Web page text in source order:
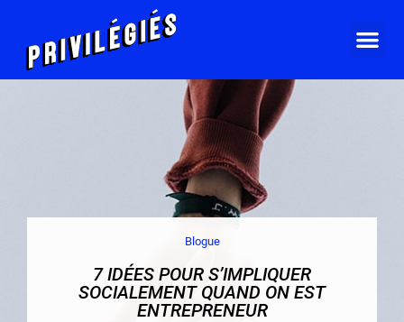
Blogue
7 IDÉES POUR S’IMPLIQUER
SOCIALEMENT QUAND ON EST
ENTREPRENEUR